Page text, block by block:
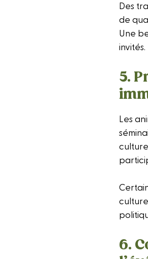
Des
de
Une
invités.
5.
Les
6.